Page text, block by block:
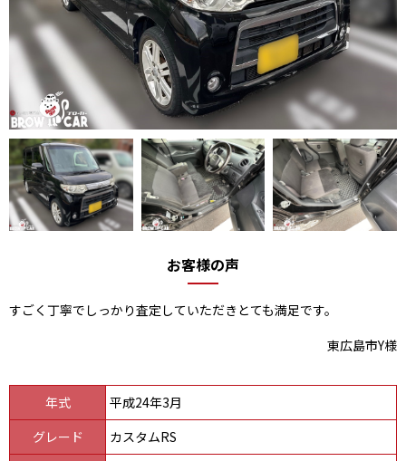
お客様の声
すごく丁寧でしっかり査定していただきとても満足です。
東広島市Y様
年式
平成24年3月
グレード
カスタムRS